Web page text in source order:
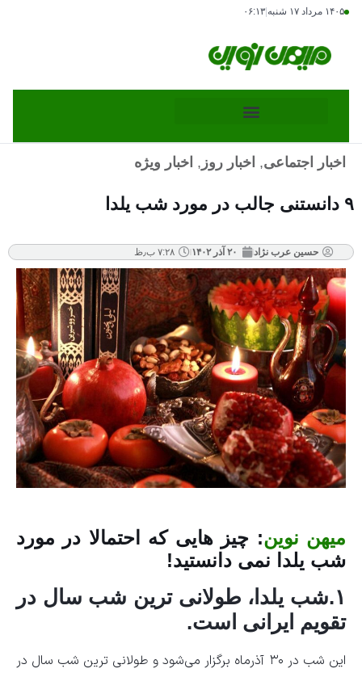
۱۴۰۵ مرداد ۱۷ شنبه |۰۶:۱۳
اخبار اجتماعی,اخبار روز ,اخبار ویژه
حسین عرب نژاد ۲۰ آذر ۱۴۰۲ ۷:۲۸ ب٫ظ
میهن نوین: چیز هایی که احتمالا در مورد
شب یلدا نمی دانستید!
۱.شب یلدا، طولانی ترین شب سال در
تقویم ایرانی است.
این شب در ۳۰ آذرماه برگزار می‌شود و طولانی ترین شب سال در